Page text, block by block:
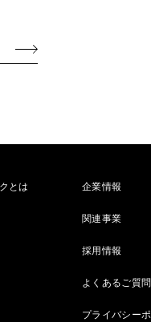
とは 企業情報
関連事業
採用情報
よくあるご質問
プライバシー